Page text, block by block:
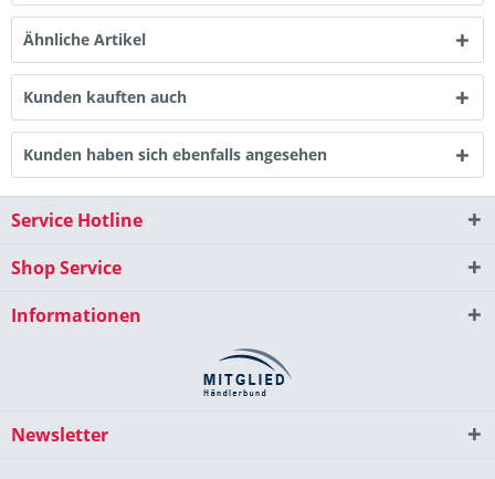
Ähnliche Artikel
Kunden kauften auch
Kunden haben sich ebenfalls angesehen
Service Hotline
Shop Service
Informationen
Newsletter